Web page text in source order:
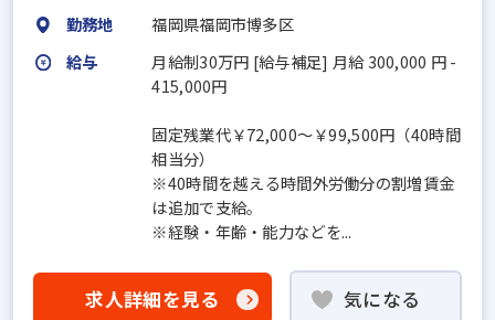
勤務地
福岡県福岡市博多区
給与
月給制30万円 [給与補足] 月給 300,000 円 -
415,000円
固定残業代￥72,000～￥99,500円（40時間
相当分）
※40時間を越える時間外労働分の割増賃金
は追加で支給。
※経験・年齢・能力などを...
求人詳細を見る 気になる